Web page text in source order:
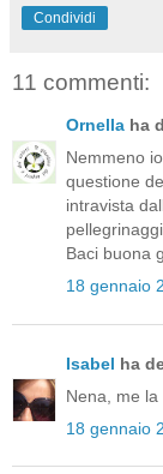
Condividi
11 commenti:
Ornella ha
Nemmeno
questione
intravista
Baci buona
18 gennaio
Isabel ha
Nena, me
18 gennaio